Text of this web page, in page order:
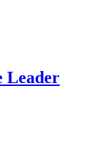
Leader